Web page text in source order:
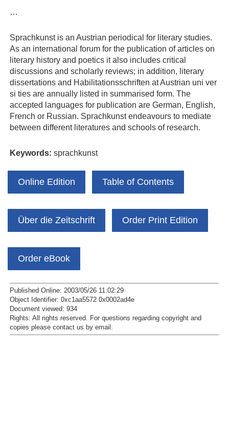
…
Sprachkunst is an Austrian periodical for literary studies.
As an international forum for the publication of articles on
literary history and poetics it also includes critical
discussions and scholarly reviews; in addition, literary
dissertations and Habilitationsschriften at Austrian uni ver
si ties are annually listed in summarised form. The
accepted languages for publication are German, English,
French or Russian. Sprachkunst endeavours to mediate
between different literatures and schools of research.
Keywords: sprachkunst
Online Edition Table of Contents
Über die Zeitschrift Order Print Edition
Order eBook
Published Online: 2003/05/26 11:02:29
Object Identifier: 0xc1aa5572 0x0002ad4e
Document viewed: 934
Rights: All rights reserved. For questions regarding copyright and
copies please contact us by email .